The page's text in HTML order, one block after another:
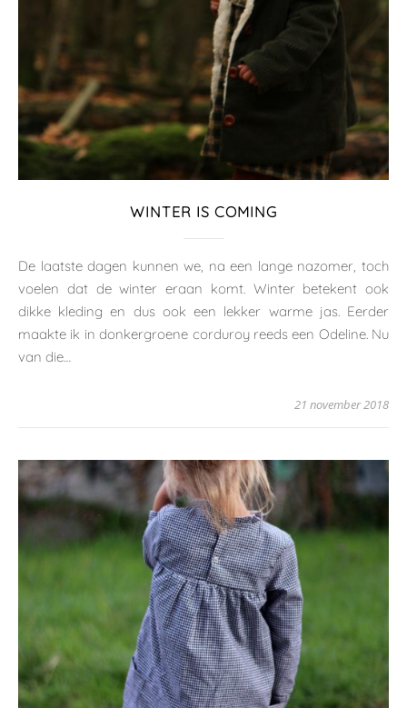
WINTER IS COMING
De laatste dagen kunnen we, na een lange nazomer, toch
voelen dat de winter eraan komt. Winter betekent ook
dikke kleding en dus ook een lekker warme jas. Eerder
maakte ik in donkergroene corduroy reeds een Odeline. Nu
van die…
21 november 2018